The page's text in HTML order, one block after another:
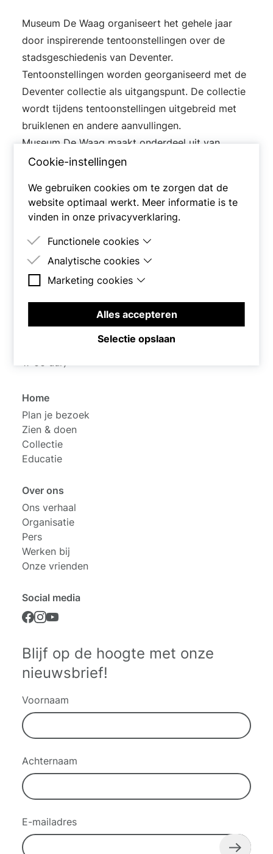
Cookie-instellingen
We gebruiken cookies om te zorgen dat de
website optimaal werkt. Meer informatie is te
vinden in onze privacyverklaring.
Functionele cookies
Deze cookies zijn nodig om de site goed te laten
Analytische cookies
Deze cookies worden gebruikt om het gedrag
Marketing cookies
Deze cookies worden gebruikt om een profiel
van bezoekers op te bouwen, bijvoorbeeld voor
het tonen van gerichte advertenties.
Alles accepteren
Selectie opslaan
Museum De Waag organiseert het gehele jaar
door inspirerende tentoonstellingen over de
stadsgeschiedenis van Deventer.
Tentoonstellingen worden georganiseerd met de
Deventer collectie als uitgangspunt. De collectie
wordt tijdens tentoonstellingen uitgebreid met
bruiklenen en andere aanvullingen.
Museum De Waag maakt onderdeel uit van
erfgoedorganisatieDeventer Verhaal
7411 BV Deventer
0570 - 640 590 (bereikbaar van di t/m zo 11:00 –
17:00 uur)
Home
Plan je bezoek
Zien & doen
Collectie
Educatie
Over ons
Ons verhaal
Organisatie
Pers
Werken bij
Onze vrienden
Social media
Blijf op de hoogte met onze
nieuwsbrief!
Voornaam
Achternaam
E-mailadres